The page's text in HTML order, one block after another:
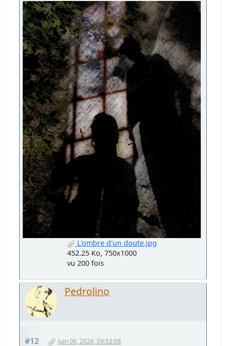
L'ombre d'un doute.jpg
452.25 Ko, 750x1000
vu 200 fois
Pedrolino
#12 Juin 06, 2026, 09:52:08